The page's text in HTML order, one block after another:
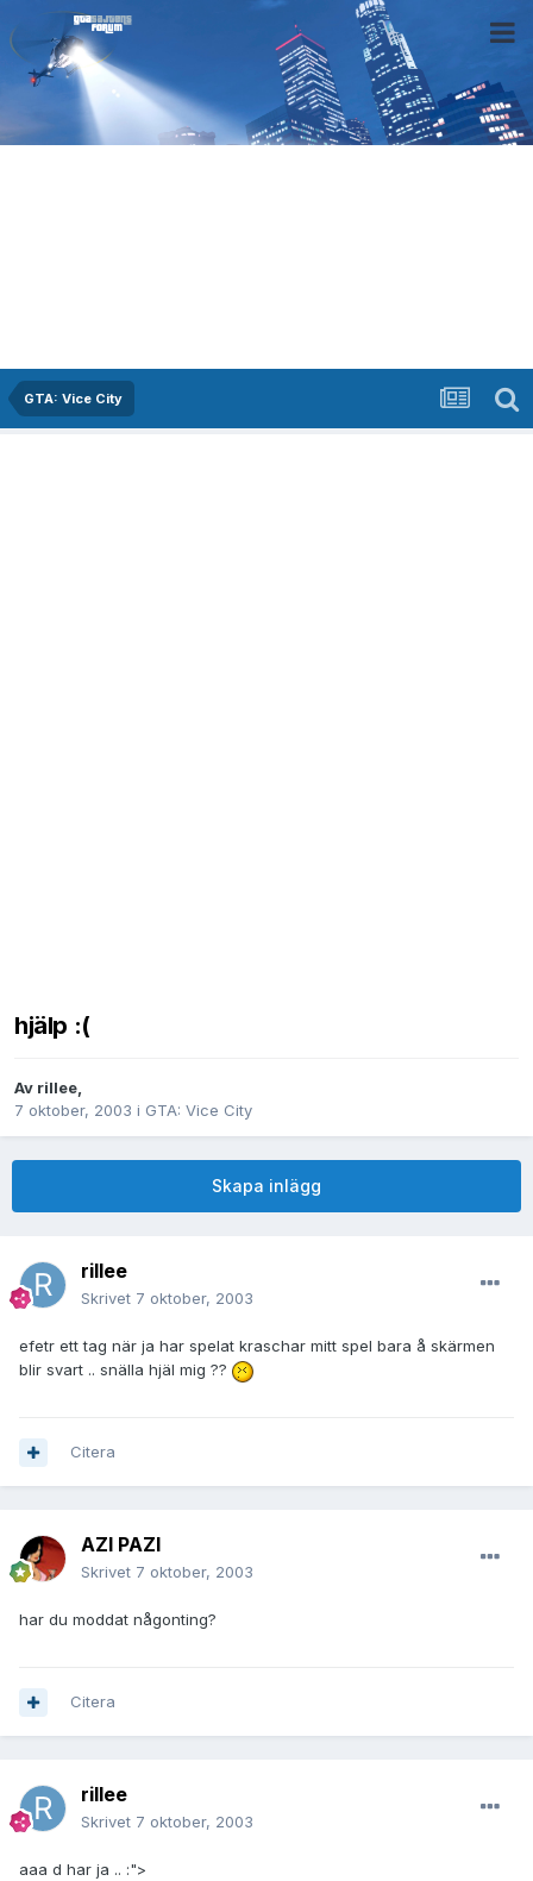
GTA: Vice City
hjälp :(
Av rillee,
7 oktober, 2003 i GTA: Vice City
Skapa inlägg
rillee
Skrivet 7 oktober, 2003
efetr ett tag när ja har spelat kraschar mitt spel bara å skärmen
blir svart .. snälla hjäl mig ??
Citera
AZI PAZI
Skrivet 7 oktober, 2003
har du moddat någonting?
Citera
rillee
Skrivet 7 oktober, 2003
aaa d har ja .. :">